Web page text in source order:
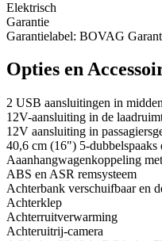
Elektrisch
Garantie
Garantielabel: BOVAG
Opties en
2 USB aansluitingen in
12V-aansluiting in de
12V aansluiting in
40,6 cm (16") 5-dubbelspaaks
Aaanhangwagenkoppeling
ABS en ASR remsysteem
Achterbank verschuifbaar en
Achterklep
Achterruitverwarming
Achteruitrij-camera